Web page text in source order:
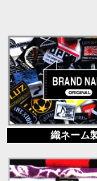
織ネーム